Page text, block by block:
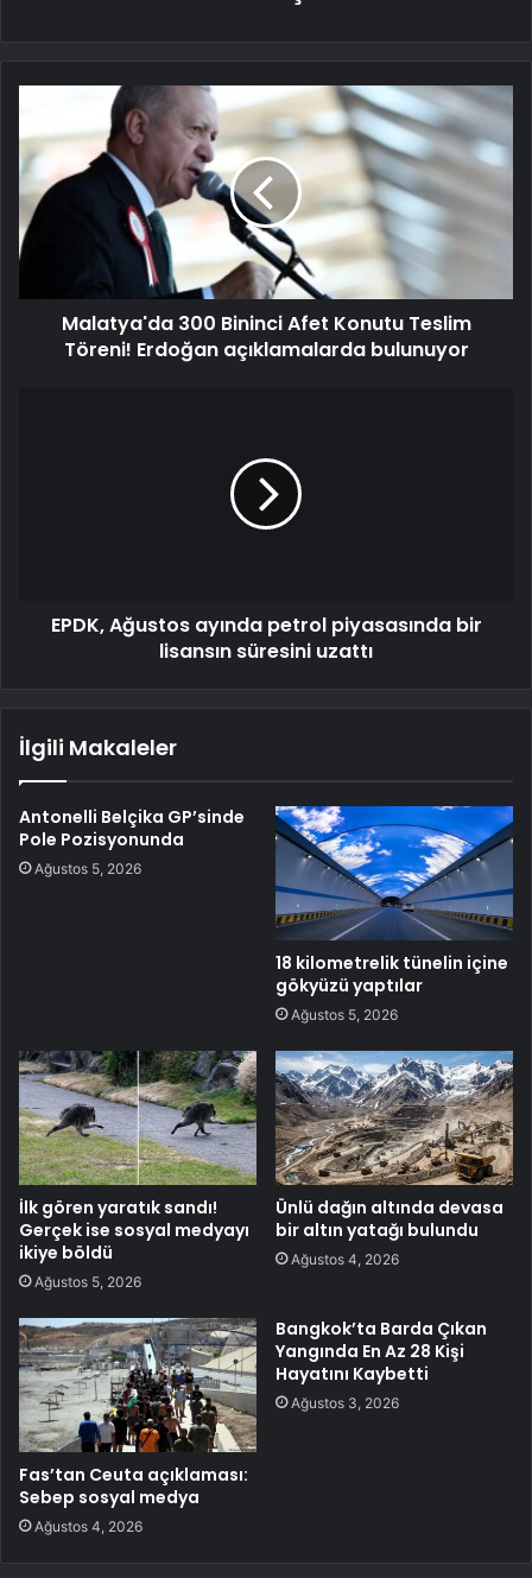
Malatya'da 300 Bininci Afet Konutu Teslim
Töreni! Erdoğan açıklamalarda bulunuyor
EPDK, Ağustos ayında petrol piyasasında bir
lisansın süresini uzattı
İlgili Makaleler
Antonelli Belçika GP’sinde
Pole Pozisyonunda
Ağustos 5, 2026
18 kilometrelik tünelin içine
gökyüzü yaptılar
Ağustos 5, 2026
İlk gören yaratık sandı!
Gerçek ise sosyal medyayı
ikiye böldü
Ağustos 5, 2026
Ünlü dağın altında devasa
bir altın yatağı bulundu
Ağustos 4, 2026
Fas’tan Ceuta açıklaması:
Sebep sosyal medya
Ağustos 4, 2026
Bangkok’ta Barda Çıkan
Yangında En Az 28 Kişi
Hayatını Kaybetti
Ağustos 3, 2026